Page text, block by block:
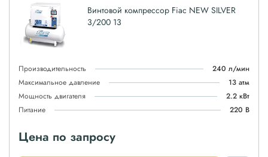
Винтовой компрессор Fiac NEW SILVER
3/200 13
Производительность
240 л/мин
Максимальное давление
13 атм
Мощность двигателя
2.2 кВт
Питание
220 В
Цена по запросу